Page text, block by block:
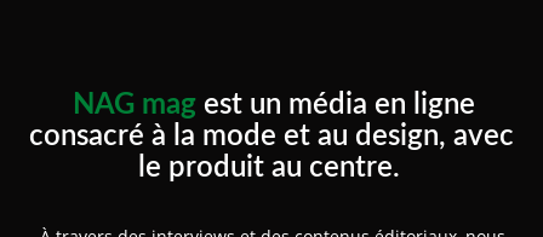
NAG mag est un média en ligne
consacré à la mode et au design, avec
le produit au centre.